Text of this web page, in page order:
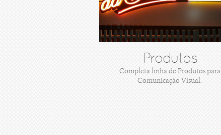
Produtos
Completa linha de Produtos para
Comunicaçào Visual.